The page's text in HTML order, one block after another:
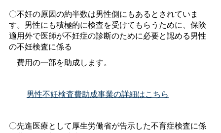
〇不妊の原因の約半数は男性側にもあるとされていま
す。男性にも積極的に検査を受けてもらうために、保険
適用外で医師が不妊症の診断のために必要と認める男性
の不妊検査に係る
費用の一部を助成します。
男性不妊検査費助成事業の詳細はこちら
〇先進医療として厚生労働省が告示した不育症検査に係